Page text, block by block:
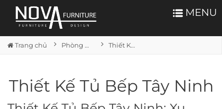
MENU
Trang chủ Phòng bếp Thiết Kế Tủ Bếp Tây Ninh
Thiết Kế Tủ Bếp Tây Ninh